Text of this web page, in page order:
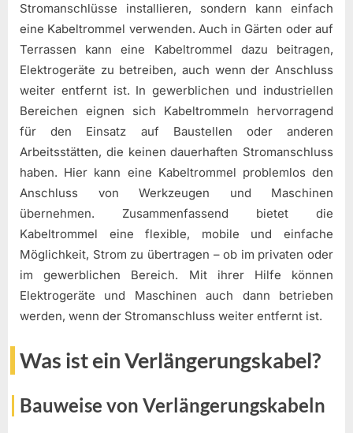
Stromanschlüsse installieren, sondern kann einfach
eine Kabeltrommel verwenden. Auch in Gärten oder auf
Terrassen kann eine Kabeltrommel dazu beitragen,
Elektrogeräte zu betreiben, auch wenn der Anschluss
weiter entfernt ist. In gewerblichen und industriellen
Bereichen eignen sich Kabeltrommeln hervorragend
für den Einsatz auf Baustellen oder anderen
Arbeitsstätten, die keinen dauerhaften Stromanschluss
haben. Hier kann eine Kabeltrommel problemlos den
Anschluss von Werkzeugen und Maschinen
übernehmen. Zusammenfassend bietet die
Kabeltrommel eine flexible, mobile und einfache
Möglichkeit, Strom zu übertragen – ob im privaten oder
im gewerblichen Bereich. Mit ihrer Hilfe können
Elektrogeräte und Maschinen auch dann betrieben
werden, wenn der Stromanschluss weiter entfernt ist.
Was ist ein Verlängerungskabel?
Bauweise von Verlängerungskabeln